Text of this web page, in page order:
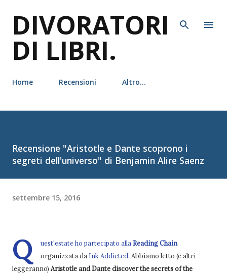
DIVORATORI
DI LIBRI.
Home Recensioni Altro…
Recensione "Aristotle e Dante scoprono i
segreti dell'universo" di Benjamin Alire Saenz
settembre 15, 2016
Q uest'estate ho partecipato alla Reading Chain
organizzata da Ink Addicted. Abbiamo letto (e altri
leggeranno) Aristotle and Dante discover the secrets of the